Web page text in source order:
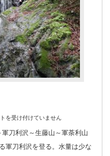
を受け付けていません
刀利沢～生藤山～軍荼利山
刀利沢を登る。水量は少な